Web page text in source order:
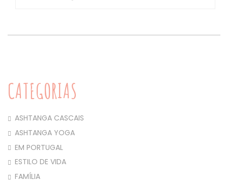
CATEGORIAS
ASHTANGA CASCAIS
ASHTANGA YOGA
EM PORTUGAL
ESTILO DE VIDA
FAMÍLIA